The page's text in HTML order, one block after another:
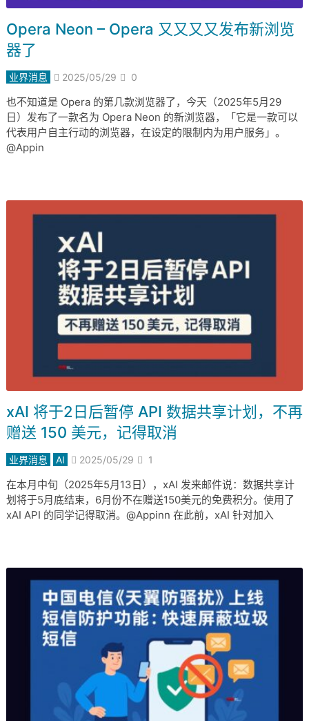
Opera Neon – Opera 又又又又发布新浏览
器了
业界消息 2025/05/29 0
也不知道是 Opera 的第几款浏览器了，今天（2025年5月29
日）发布了一款名为 Opera Neon 的新浏览器，「它是一款可以
代表用户自主行动的浏览器，在设定的限制内为用户服务」。
@Appin
xAI 将于2日后暂停 API 数据共享计划，不再
赠送 150 美元，记得取消
业界消息 AI 2025/05/29 1
在本月中旬（2025年5月13日），xAI 发来邮件说：数据共享计
划将于5月底结束，6月份不在赠送150美元的免费积分。使用了
xAI API 的同学记得取消。@Appinn 在此前，xAI 针对加入